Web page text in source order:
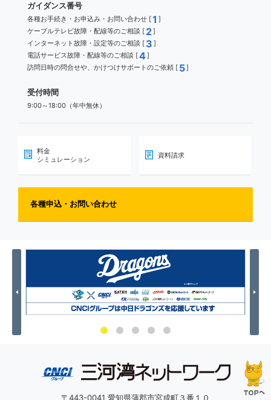
ガイダンス番号
各種お手続き・お申込み・お問い合わせ [1 ]
ケーブルテレビ故障・配線等のご相談 [ 2]
インターネット故障・設定等のご相談 [ 3 ]
電話サービス故障・配線等のご相談 [4]
訪問日時の問合せや、かけつけサポートのご依頼 [ 5]
受付時間
9:00～18:00（年中無休）
料金
シミュレーション
資料請求
各種申込・お問い合わせ
Previous Next
〒443-0041 愛知県蒲郡市宮成町３番１０